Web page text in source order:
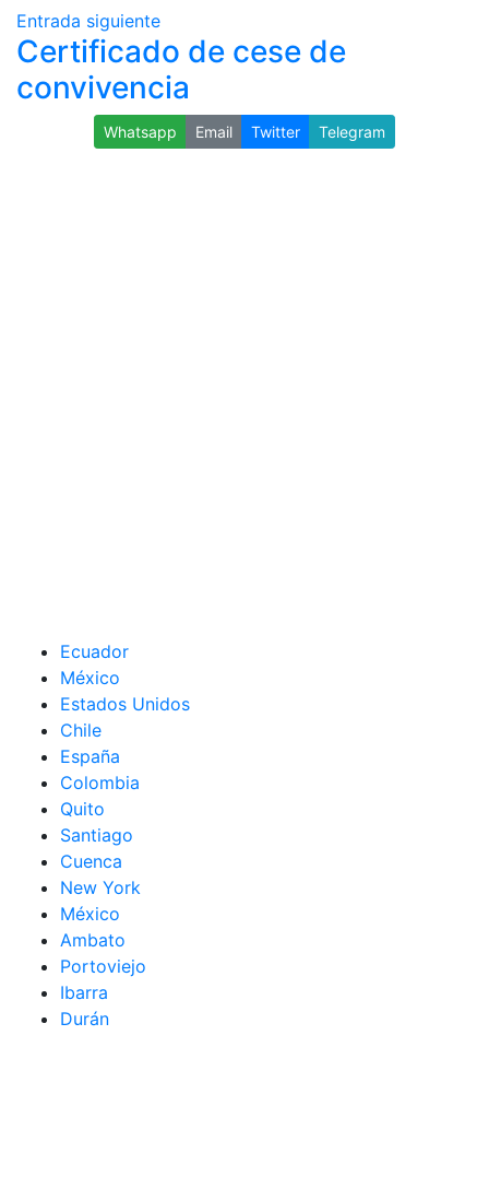
Entrada siguiente
Certificado de cese de
convivencia
Whatsapp Email Twitter Telegram
Ecuador
México
Estados Unidos
Chile
España
Colombia
Quito
Santiago
Cuenca
New York
México
Ambato
Portoviejo
Ibarra
Durán